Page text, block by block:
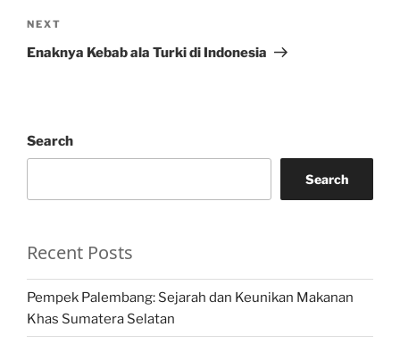
Next
Post
NEXT
Enaknya Kebab ala Turki di Indonesia
Search
Search
Recent Posts
Pempek Palembang: Sejarah dan Keunikan Makanan
Khas Sumatera Selatan